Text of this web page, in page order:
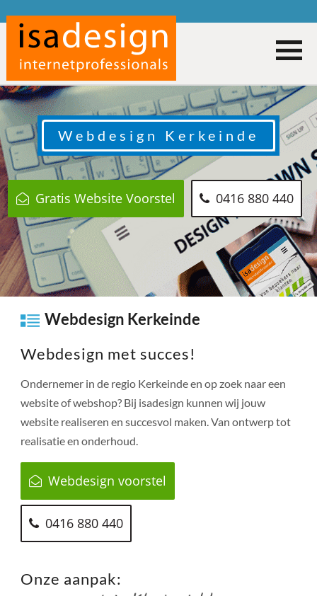
Webdesign Kerkeinde
Gratis Website Voorstel 0416 880 440
Webdesign Kerkeinde
Webdesign met succes!
Ondernemer in de regio Kerkeindeen op zoek naar een
website of webshop? Bij isadesign kunnen wij jouw
website realiseren en succesvol maken. Van ontwerp tot
realisatie en onderhoud.
Webdesign voorstel
0416 880 440
Onze aanpak: